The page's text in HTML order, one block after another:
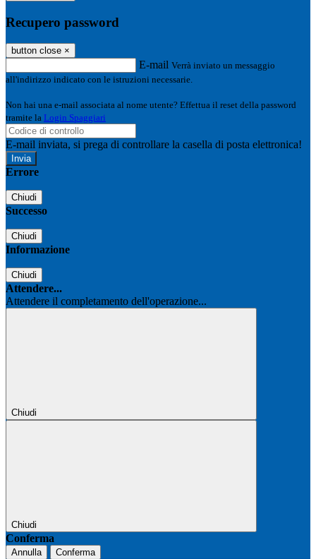
Recupero password
button close ×
E-mail Verrà inviato un messaggio
all'indirizzo indicato con le istruzioni necessarie.
Non hai una e-mail associata al nome utente? Effettua il reset della password
tramite la Login Spaggiari
E-mail inviata, si prega di controllare la casella di posta elettronica!
Errore
Chiudi
Successo
Chiudi
Informazione
Chiudi
Attendere...
Attendere il completamento dell'operazione...
Chiudi
Chiudi
Conferma
Annulla Conferma